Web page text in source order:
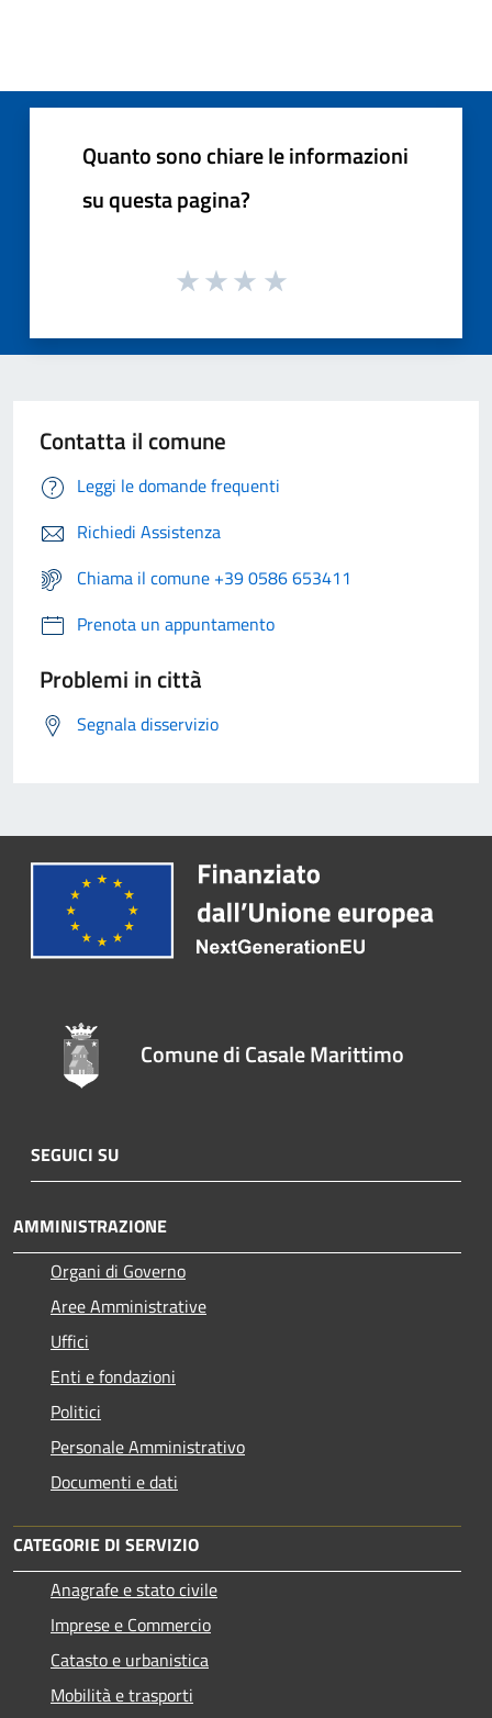
Quanto sono chiare le informazioni
su questa pagina?
Contatta il comune
Leggi le domande frequenti
Richiedi Assistenza
Chiama il comune +39 0586 653411
Prenota un appuntamento
Problemi in città
Segnala disservizio
Comune di Casale Marittimo
SEGUICI SU
AMMINISTRAZIONE
Organi di Governo
Aree Amministrative
Uffici
Enti e fondazioni
Politici
Personale Amministrativo
Documenti e dati
CATEGORIE DI SERVIZIO
Anagrafe e stato civile
Imprese e Commercio
Catasto e urbanistica
Mobilità e trasporti